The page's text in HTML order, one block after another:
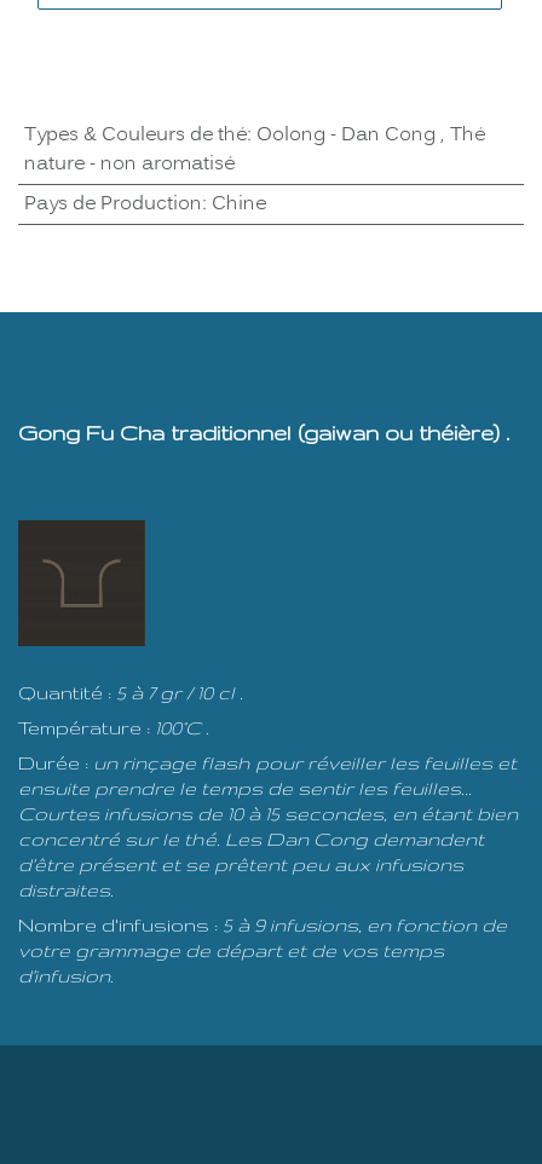
Types & Couleurs de thé: Oolong - Dan Cong , Thé
nature - non aromatisé
Pays de Production: Chine
Gong Fu Cha traditionnel (gaiwan ou théière) .
Quantité : 5 à 7 gr / 10 cl .
Température : 100°C .
Durée : un rinçage flash pour réveiller les feuilles et
ensuite prendre le temps de sentir les feuilles...
Courtes infusions de 10 à 15 secondes, en étant bien
concentré sur le thé. Les Dan Cong demandent
d'être présent et se prêtent peu aux infusions
distraites.
Nombre d'infusions : 5 à 9 infusions, en fonction de
votre grammage de départ et de vos temps
d'infusion.